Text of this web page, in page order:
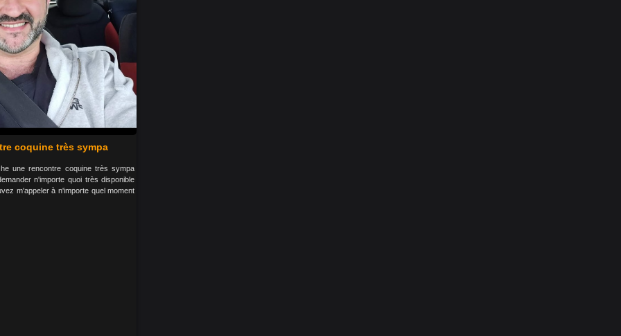
coquine très sympa
une rencontre coquine très sympa
n'importe quoi très disponible
m'appeler à n'importe quel moment